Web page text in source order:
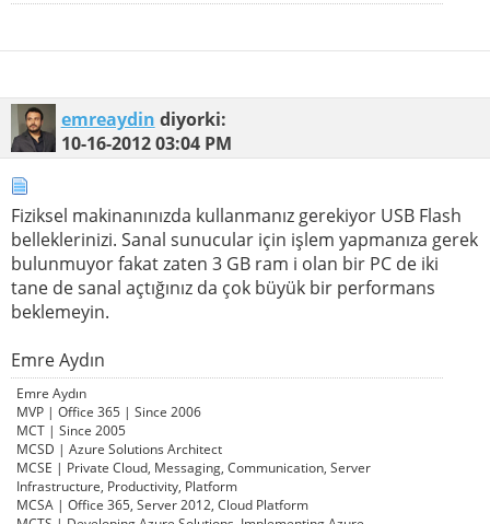
emreaydin diyorki:
10-16-201203:04 PM
Fiziksel makinanınızda kullanmanız gerekiyor USB Flash
belleklerinizi. Sanal sunucular için işlem yapmanıza gerek
bulunmuyor fakat zaten 3 GB ram i olan bir PC de iki
tane de sanal açtığınız da çok büyük bir performans
beklemeyin.
Emre Aydın
Emre Aydın
MVP | Office 365 | Since 2006
MCT | Since 2005
MCSD | Azure Solutions Architect
MCSE | Private Cloud, Messaging, Communication, Server
Infrastructure, Productivity, Platform
MCSA | Office 365, Server 2012, Cloud Platform